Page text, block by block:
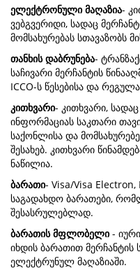
ელექტრონული მაღაზია-
ვებგვერიდი, სადაც
მომსახურებას სთავაზობს
თანხის დაბრუნება-
საჩივარი მერჩანტის
ICCO-ს წესებისა და
კითხვარი- კითხვარი,
ინფორმაციას საკთარი
საქონლისა და
შესახებ. კითხვარი
ნაწილია.
ბარათი- Visa/Visa
საგადახდო ბარათები,
შესასრულებლად.
ბარათის მფლობელი -
იხდის ბარათით მერჩანტის
ელექტრუნულ მაღაზიაში.